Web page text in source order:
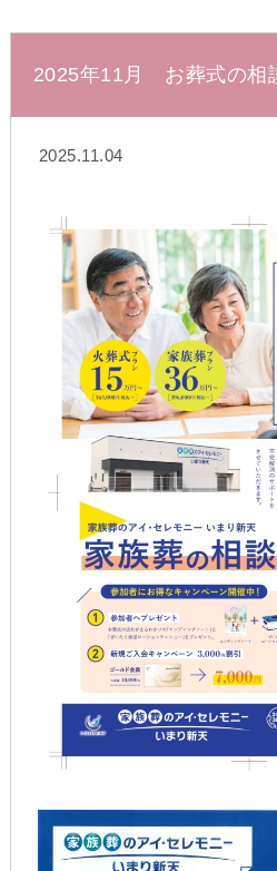
2025年11月 お葬式の相
2025.11.04